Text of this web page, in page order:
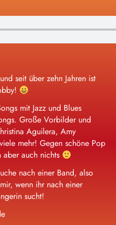
seit über zehn Jahren ist
mit Jazz und Blues
Große Vorbilder und
Aguilera, Amy
mehr! Gegen schöne Pop
auch nichts
nach einer Band, also
wenn ihr nach einer
sucht!